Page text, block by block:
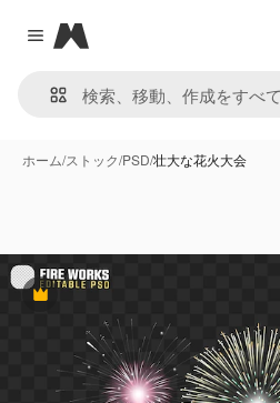
Close menu
Magnific
ホーム/ストック/PSD/壮大な花火大会
Premium